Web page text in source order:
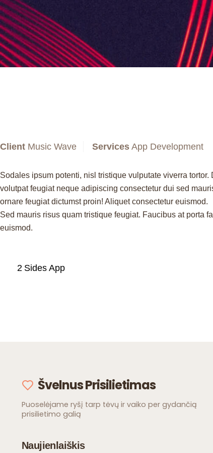
Client Music Wave Services App Development
Sodales ipsum potenti, nisl tristique vulputate viverra
volutpat feugiat neque adipiscing consectetur dui sed
ornare feugiat dictumst proin! Aliquet consectetur euismod.
Sed mauris risus quam tristique feugiat. Faucibus at porta
euismod.
2 Sides App
Švelnus Prisilietimas
Puoselėjame ryšį tarp tėvų ir vaiko per gydančią
prisilietimo galią
Naujienlaiškis